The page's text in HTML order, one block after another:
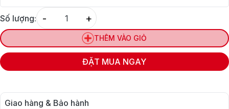
Số lượng:
Quantity
- +
THÊM VÀO GIỎ
ĐẶT MUA NGAY
Giao hàng & Bảo hành